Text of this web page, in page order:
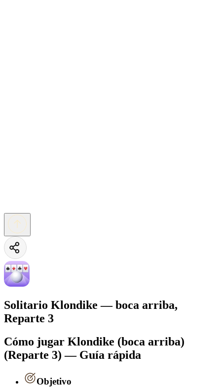
Solitario Klondike — boca arriba,
Reparte 3
Cómo jugar Klondike (boca arriba)
(Reparte 3) — Guía rápida
Objetivo